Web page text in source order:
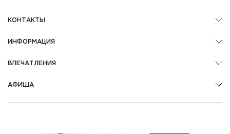
КОНТАКТЫ
ИНФОРМАЦИЯ
ВПЕЧАТЛЕНИЯ
АФИША